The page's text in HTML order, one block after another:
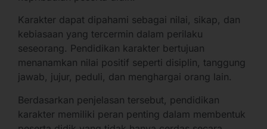
Karakter dapat dipahami sebagai nilai, sikap, dan
kebiasaan yang tercermin dalam perilaku
seseorang. Pendidikan karakter bertujuan
menanamkan nilai positif seperti disiplin, tanggung
jawab, jujur, peduli, dan menghargai orang lain.
Berdasarkan penjelasan tersebut, pendidikan
karakter memiliki peran penting dalam membentuk